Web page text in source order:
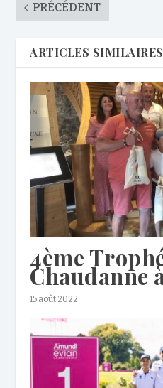
PRÉCÉDENT
ARTICLES SIMILAIRES
4ème
Chaudanne
15 août 2022